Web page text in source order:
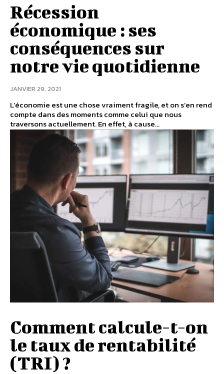
Récession
économique : ses
conséquences sur
notre vie quotidienne
JANVIER 29, 2021
L’économie est une chose vraiment fragile, et on s’en rend
compte dans des moments comme celui que nous
traversons actuellement. En effet, à cause...
Comment calcule-t-on
le taux de rentabilité
(TRI) ?